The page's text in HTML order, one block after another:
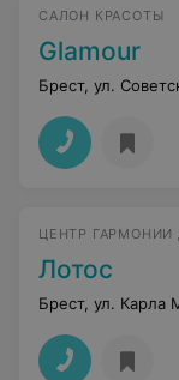
САЛОН КРАСОТЫ
Glamour
Брест, ул.
ЦЕНТР ГАРМОНИИ
Лотос
Брест, ул. Карла